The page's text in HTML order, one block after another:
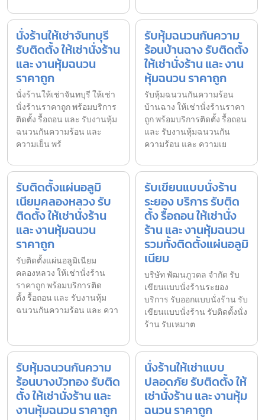
นั่งร้านให้เช่าจันทบุรี
รับติดตั้ง ให้เช่านั่งร้าน
และ งานหุ้มฉนวน
ราคาถูก
นั่งร้านให้เช่าจันทบุรี ให้เช่า
นั่งร้านราคาถูก พร้อมบริการ
ติดตั้ง รื้อถอน และ รับงานหุ้ม
ฉนวนกันความร้อน และ
ความเย็น พร้
รับหุ้มฉนวนกันความ
ร้อนบ้านฉาง รับติดตั้ง
ให้เช่านั่งร้าน และ งาน
หุ้มฉนวน ราคาถูก
รับหุ้มฉนวนกันความร้อน
บ้านฉาง ให้เช่านั่งร้านราคา
ถูก พร้อมบริการติดตั้ง รื้อถอน
และ รับงานหุ้มฉนวนกัน
ความร้อน และ ความเย
รับติดตั้งแผ่นอลูมิ
เนียมคลองหลวง รับ
ติดตั้ง ให้เช่านั่งร้าน
และ งานหุ้มฉนวน
ราคาถูก
รับติดตั้งแผ่นอลูมิเนียม
คลองหลวง ให้เช่านั่งร้าน
ราคาถูก พร้อมบริการติด
ตั้ง รื้อถอน และ รับงานหุ้ม
ฉนวนกันความร้อน และ ควา
รับเขียนแบบนั่งร้าน
ระยอง บริการ รับติด
ตั้ง รื้อถอน ให้เช่านั่ง
ร้าน และ งานหุ้มฉนวน
รวมทั้งติดตั้งแผ่นอลูมิ
เนียม
บริษัท พัฒนภูวดล จำกัด รับ
เขียนแบบนั่งร้านระยอง
บริการ รับออกแบบนั่งร้าน รับ
เขียนแบบนั่งร้าน รับติดตั้งนั่ง
ร้าน รับเหมาต
รับหุ้มฉนวนกันความ
ร้อนบางบัวทอง รับติด
ตั้ง ให้เช่านั่งร้าน และ
งานหุ้มฉนวน ราคาถูก
นั่งร้านให้เช่าแบบ
ปลอดภัย รับติดตั้ง ให้
เช่านั่งร้าน และ งานหุ้ม
ฉนวน ราคาถูก